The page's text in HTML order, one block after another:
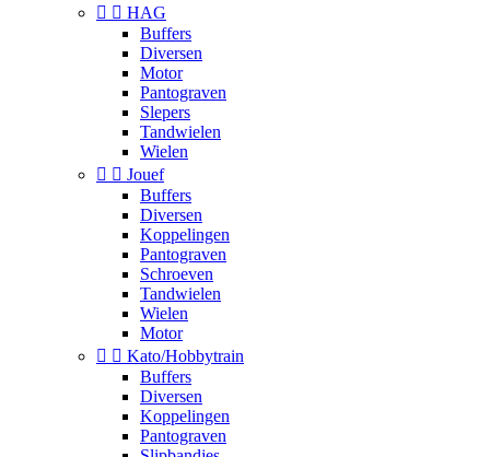
  HAG
Buffers
Diversen
Motor
Pantograven
Slepers
Tandwielen
Wielen
  Jouef
Buffers
Diversen
Koppelingen
Pantograven
Schroeven
Tandwielen
Wielen
Motor
  Kato/Hobbytrain
Buffers
Diversen
Koppelingen
Pantograven